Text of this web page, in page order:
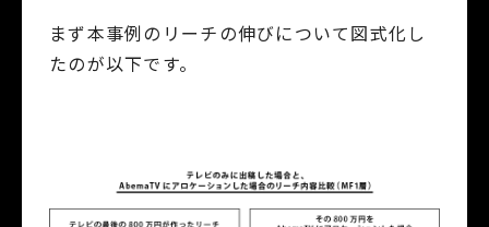
まず本事例のリーチの伸びについて図式化し
たのが以下です。